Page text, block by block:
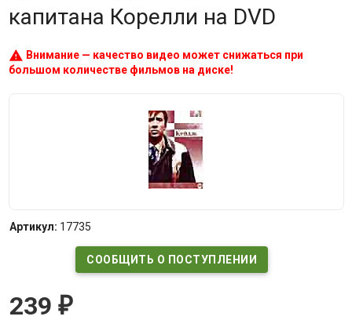
капитана Корелли на DVD
warning Внимание — качество видео может снижаться при
большом количестве фильмов на диске!
Артикул: 17735
СООБЩИТЬ О ПОСТУПЛЕНИИ
239 ₽